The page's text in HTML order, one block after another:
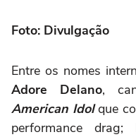
Foto: Divulgação
Entre os nomes
Adore Delano,
American Idolque
performance drag;